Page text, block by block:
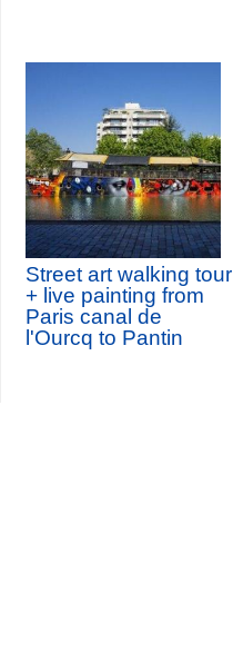
Street art walking tour
+ live painting from
Paris canal de
l'Ourcq to Pantin